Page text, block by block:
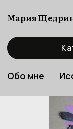
Мария
Обо мне